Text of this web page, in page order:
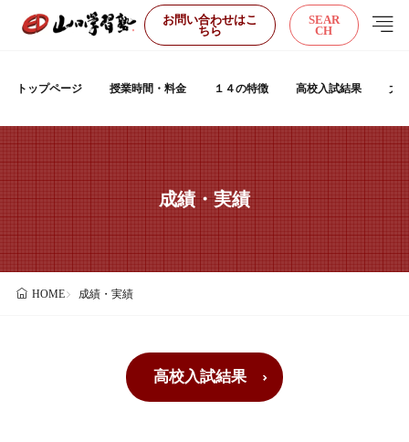
お問い合わせはこ
ちら
SEAR
CH
トップページ 授業時間・料金 １４の特徴 高校入試結果 大
成績・実績
HOME 成績・実績
高校入試結果